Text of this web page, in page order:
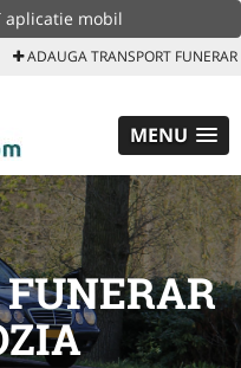
aplicatie mobil
ADAUGA TRANSPORT FUNERAR
MENU